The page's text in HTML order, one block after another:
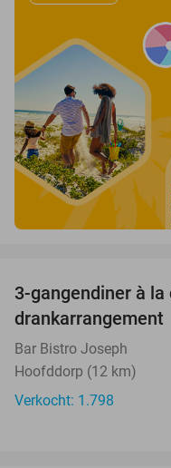
3-gangendiner à
drankarrangement
Bar Bistro Joseph
Hoofddorp (12 km)
Verkocht: 1.798